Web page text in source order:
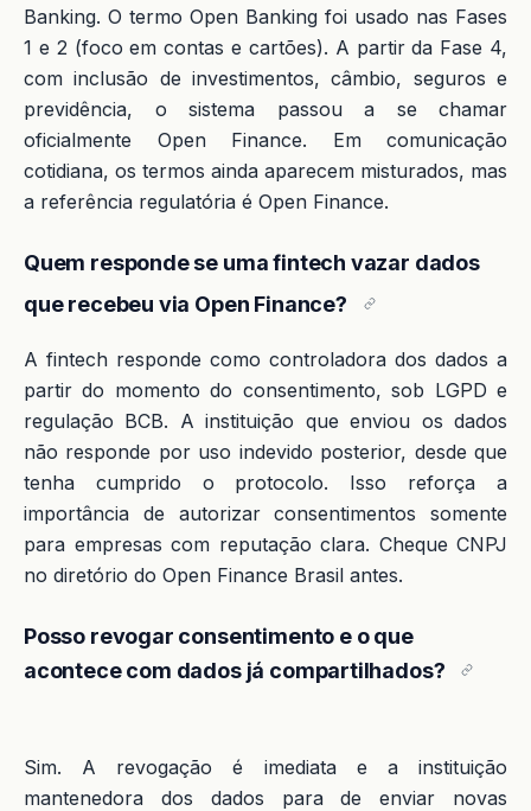
Banking. O termo Open Banking foi usado nas Fases
1 e 2 (foco em contas e cartões). A partir da Fase 4,
com inclusão de investimentos, câmbio, seguros e
previdência, o sistema passou a se chamar
oficialmente Open Finance. Em comunicação
cotidiana, os termos ainda aparecem misturados, mas
a referência regulatória é Open Finance.
Quem responde se uma fintech vazar dados
que recebeu via Open Finance?
A fintech responde como controladora dos dados a
partir do momento do consentimento, sob LGPD e
regulação BCB. A instituição que enviou os dados
não responde por uso indevido posterior, desde que
tenha cumprido o protocolo. Isso reforça a
importância de autorizar consentimentos somente
para empresas com reputação clara. Cheque CNPJ
no diretório do Open Finance Brasil antes.
Posso revogar consentimento e o que
acontece com dados já compartilhados?
Sim. A revogação é imediata e a instituição
mantenedora dos dados para de enviar novas